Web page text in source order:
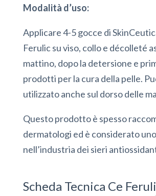
Modalità d’uso:
Applicare 4-5 gocce di
Ferulic su viso, collo e décolleté
mattino, dopo la detersione e
prodotti per la cura della pelle.
utilizzato anche sul dorso delle
Questo prodotto è spesso
dermatologi ed è considerato
nell’industria dei sieri
Scheda Tecnica Ce